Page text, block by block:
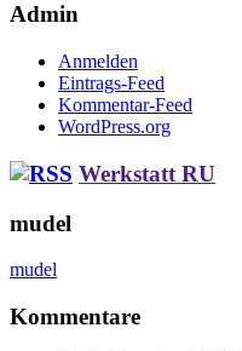
Admin
Anmelden
Eintrags-Feed
Kommentar-Feed
WordPress.org
Werkstatt RU
mudel
mudel
Kommentare